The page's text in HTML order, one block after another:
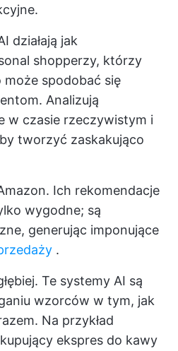
działają jak
shopperzy, którzy
może spodobać się
Analizują
w czasie rzeczywistym i
tworzyć zaskakująco
Ich rekomendacje
wygodne; są
generując imponujące
.
Te systemy AI są
wzorców w tym, jak
Na przykład
ekspres do kawy